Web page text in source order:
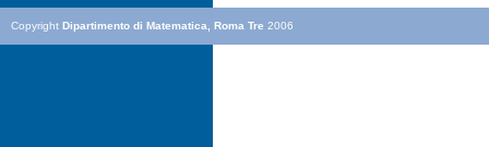
Copyright Dipartimento di Matematica, Roma Tre 2006